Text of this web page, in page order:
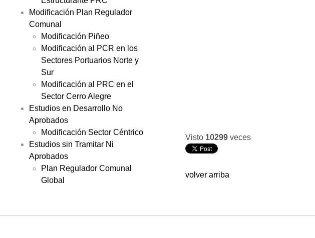
Modificación Plan Regulador
Comunal
Modificación Piñeo
Modificación al PCR en los
Sectores Portuarios Norte y
Sur
Modificación al PRC en el
Sector Cerro Alegre
Estudios en Desarrollo No
Aprobados
Modificación Sector Céntrico
Estudios sin Tramitar Ni
Aprobados
Plan Regulador Comunal
Global
Visto 10299 veces
volver arriba